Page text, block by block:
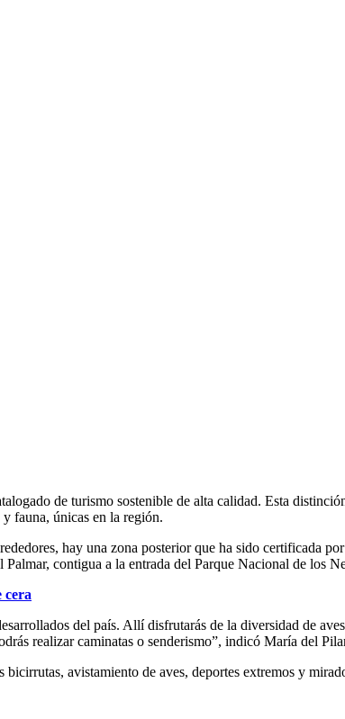
de turismo sostenible de alta calidad. Esta
fauna, únicas en la región.
hay una zona posterior que ha sido certificada
contigua a la entrada del Parque Nacional de los
cera
del país. Allí disfrutarás de la diversidad de
realizar caminatas o senderismo”, indicó María del
bicirrutas, avistamiento de aves, deportes extremos y